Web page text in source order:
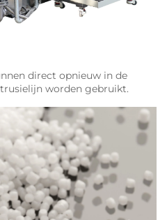
direct opnieuw in de
worden gebruikt.